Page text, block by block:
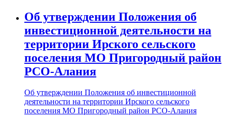
Об утверждении Положения об
инвестиционной деятельности на
территории Ирского сельского
поселения МО Пригородный район
РСО-Алания
Об утверждении Положения об инвестиционной
деятельности на территории Ирского сельского
поселения МО Пригородный район РСО-Алания